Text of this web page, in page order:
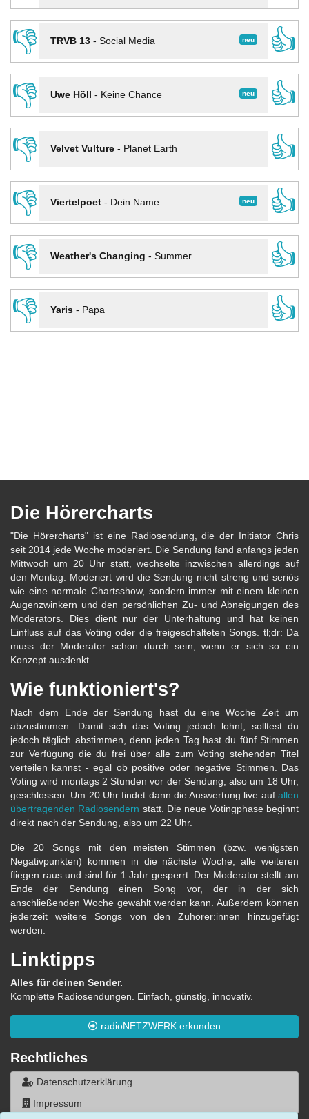
👎
neu
TRVB 13- Social Media
👍
👎
neu
Uwe Höll - Keine Chance
👍
👎
Velvet Vulture- Planet Earth
👍
👎
neu
Viertelpoet- Dein Name
👍
👎
Weather's Changing - Summer
👍
👎
Yaris- Papa 👍
Die Hörercharts
"Die Hörercharts" ist eine Radiosendung, die der Initiator Chris
seit 2014 jede Woche moderiert. Die Sendung fand anfangs jeden
Mittwoch um 20 Uhr statt, wechselte inzwischen allerdings auf
den Montag. Moderiert wird die Sendung nicht streng und seriös
wie eine normale Chartsshow, sondern immer mit einem kleinen
Augenzwinkern und den persönlichen Zu- und Abneigungen des
Moderators. Dies dient nur der Unterhaltung und hat keinen
Einfluss auf das Voting oder die freigeschalteten Songs. tl;dr: Da
muss der Moderator schon durch sein, wenn er sich so ein
Konzept ausdenkt.
Wie funktioniert's?
Nach dem Ende der Sendung hast du eine Woche Zeit um
abzustimmen. Damit sich das Voting jedoch lohnt, solltest du
jedoch täglich abstimmen, denn jeden Tag hast du fünf Stimmen
zur Verfügung die du frei über alle zum Voting stehenden Titel
verteilen kannst - egal ob positive oder negative Stimmen. Das
Voting wird montags 2 Stunden vor der Sendung, also um 18 Uhr,
geschlossen. Um 20 Uhr findet dann die Auswertung live auf allen
übertragenden Radiosendern statt. Die neue Votingphase beginnt
direkt nach der Sendung, also um 22 Uhr.
Die 20 Songs mit den meisten Stimmen (bzw. wenigsten
Negativpunkten) kommen in die nächste Woche, alle weiteren
fliegen raus und sind für 1 Jahr gesperrt. Der Moderator stellt am
Ende der Sendung einen Song vor, der in der sich
anschließenden Woche gewählt werden kann. Außerdem können
jederzeit weitere Songs von den Zuhörer:innen hinzugefügt
werden.
Linktipps
Alles für deinen Sender.
Komplette Radiosendungen. Einfach, günstig, innovativ.
radioNETZWERK erkunden
Rechtliches
Datenschutzerklärung
Impressum